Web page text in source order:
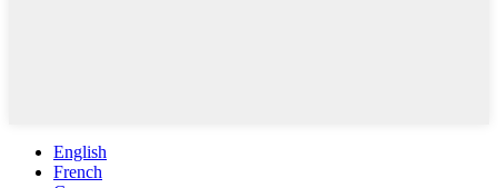
English
French